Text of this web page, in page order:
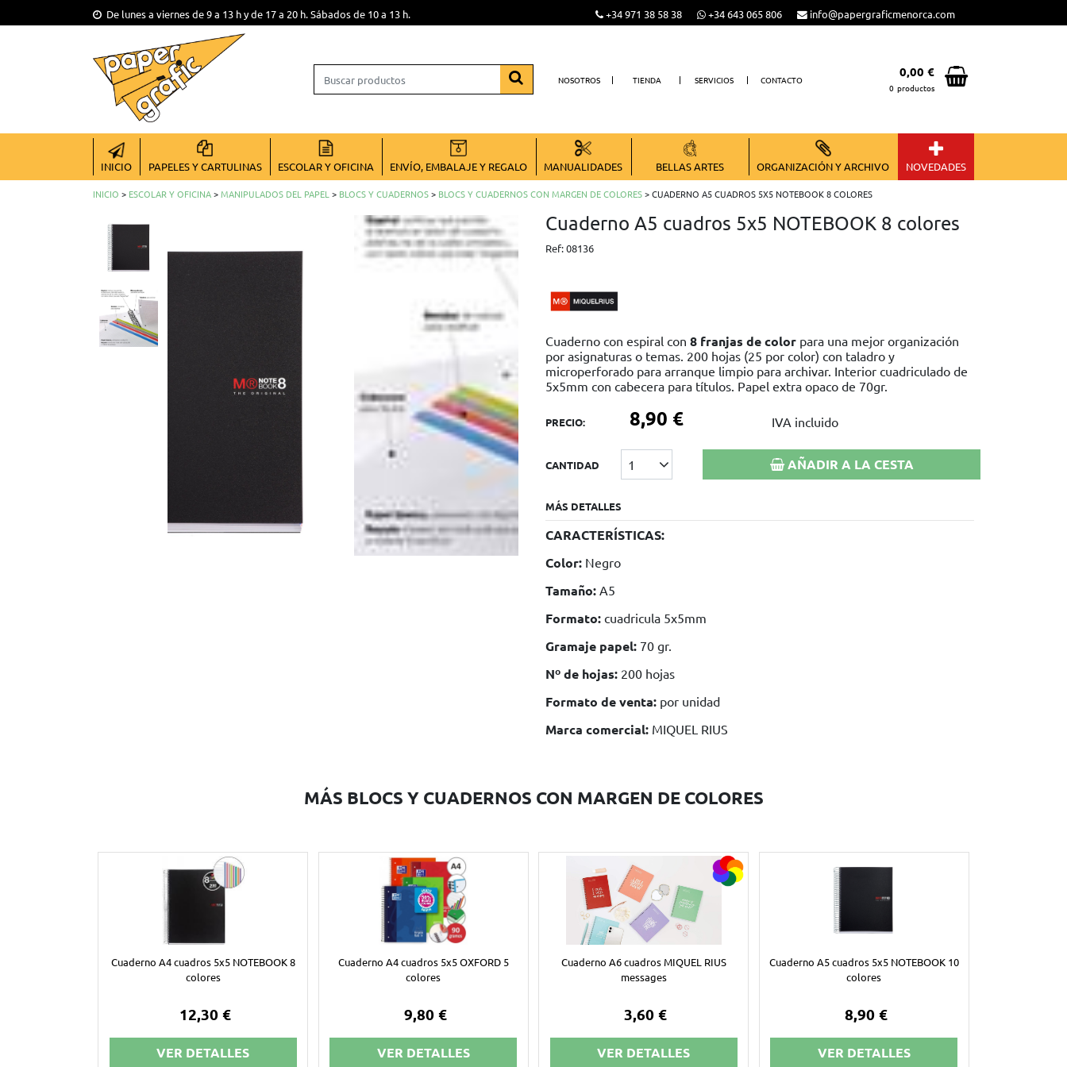
De lunes a viernes de 9 a 13 h y de 17 a 20 h. Sábados de 10 a 13 h. +34 971 38 58 38 +34 643 065 806 info@papergraficmenorca.com
NOSOTROS TIENDA SERVICIOS CONTACTO
0,00 €
0 productos
VER CESTA
INICIO
PAPELES Y CARTULINAS ESCOLAR Y OFICINA ENVÍO, EMBALAJE Y REGALO MANUALIDADES BELLAS ARTES ORGANIZACIÓN Y ARCHIVO NOVEDADES
INICIO > ESCOLAR Y OFICINA>MANIPULADOS DEL PAPEL > BLOCS Y CUADERNOS> BLOCS Y CUADERNOS CON MARGEN DE COLORES> CUADERNO A5 CUADROS 5X5 NOTEBOOK 8 COLORES
Cuaderno A5 cuadros 5x5 NOTEBOOK 8 colores
Ref:08136
Cuaderno con espiral con 8 franjas de color para una mejor organización
por asignaturas o temas. 200 hojas (25 por color) con taladro y
microperforado para arranque limpio para archivar. Interior cuadriculado de
5x5mm con cabecera para títulos. Papel extra opaco de 70gr.
PRECIO: 8,90 € IVA incluido
CANTIDAD 1 AÑADIR A LA CESTA
MÁS DETALLES
CARACTERÍSTICAS:
Color: Negro
Tamaño: A5
Formato: cuadricula 5x5mm
Gramaje papel: 70 gr.
Nº de hojas: 200 hojas
Formato de venta: por unidad
Marca comercial: MIQUEL RIUS
MÁS BLOCS Y CUADERNOS CON MARGEN DE COLORES
Cuaderno A4 cuadros 5x5 NOTEBOOK 8
colores
12,30 €
VER DETALLES
Cuaderno A4 cuadros 5x5 OXFORD 5
colores
9,80 €
VER DETALLES
Cuaderno A6 cuadros MIQUEL RIUS
messages
3,60 €
VER DETALLES
Cuaderno A5 cuadros 5x5 NOTEBOOK 10
colores
8,90 €
VER DETALLES